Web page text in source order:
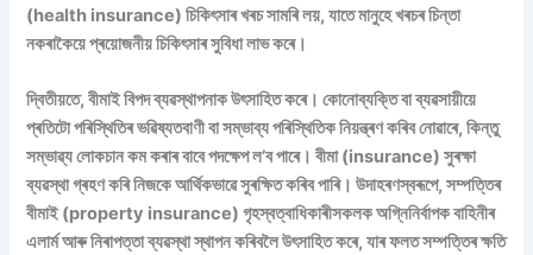
(health insurance) চিকিৎসাৰ খৰচ সামৰি লয়, যাতে মানুহে খৰচৰ চিন্তা
নকৰাকৈয়ে প্ৰয়োজনীয় চিকিৎসাৰ সুবিধা লাভ কৰে।
দ্বিতীয়তে, বীমাই বিপদ ব্যৱস্থাপনাক উৎসাহিত কৰে। কোনোব্যক্তি বা ব্যৱসায়ীয়ে
প্ৰতিটো পৰিস্থিতিৰ ভৱিষ্যতবাণী বা সম্ভাব্য পৰিস্থিতিক নিয়ন্ত্ৰণ কৰিব নোৱাৰে, কিন্তু
সম্ভাৱ্য লোকচান কম কৰাৰ বাবে পদক্ষেপ ল’ব পাৰে। বীমা (insurance) সুৰক্ষা
ব্যৱস্থা গ্ৰহণ কৰি নিজকে আৰ্থিকভাৱে সুৰক্ষিত কৰিব পাৰি। উদাহৰণস্বৰূপে, সম্পত্তিৰ
বীমাই (property insurance) গৃহস্বত্বাধিকাৰীসকলক অগ্নিনিৰ্বাপক বাহিনীৰ
এলাৰ্ম আৰু নিৰাপত্তা ব্যৱস্থা স্থাপন কৰিবলৈ উৎসাহিত কৰে, যাৰ ফলত সম্পত্তিৰ ক্ষতি